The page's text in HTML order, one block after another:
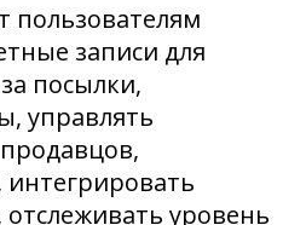
пользователям
записи для
посылки,
управлять
интегрировать
уровень